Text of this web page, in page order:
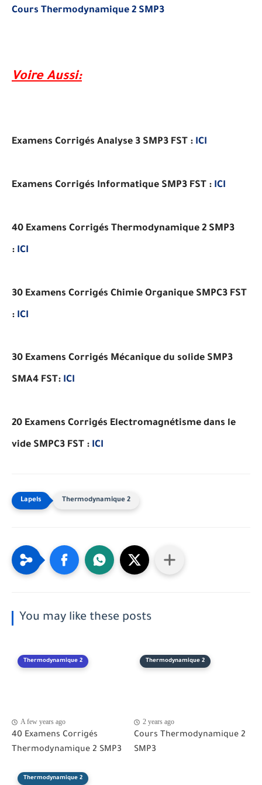
Cours Thermodynamique 2 SMP3
Voire Aussi:
Examens Corrigés Analyse 3 SMP3 FST : ICI
Examens Corrigés Informatique SMP3 FST : ICI
40 Examens Corrigés Thermodynamique 2 SMP3
: ICI
30 Examens Corrigés Chimie Organique SMPC3 FST
: ICI
30 Examens Corrigés Mécanique du solide SMP3
SMA4 FST: ICI
20 Examens Corrigés Electromagnétisme dans le
vide SMPC3 FST : ICI
Thermodynamique 2
You may like these posts
Thermodynamique 2
A few years ago
40 Examens Corrigés
Thermodynamique 2 SMP3
Thermodynamique 2
2 years ago
Cours Thermodynamique 2
SMP3
Thermodynamique 2